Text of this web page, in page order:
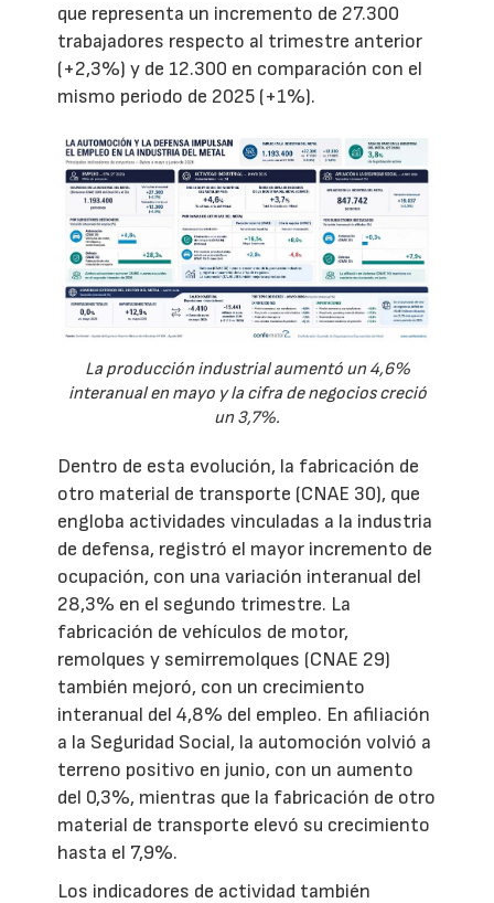
que representa un incremento de 27.300
trabajadores respecto al trimestre anterior
(+2,3%) y de 12.300 en comparación con el
mismo periodo de 2025 (+1%).
La producción industrial aumentó un 4,6%
interanual en mayo y la cifra de negocios creció
un 3,7%.
Dentro de esta evolución, la fabricación de
otro material de transporte (CNAE 30), que
engloba actividades vinculadas a la industria
de defensa, registró el mayor incremento de
ocupación, con una variación interanual del
28,3% en el segundo trimestre. La
fabricación de vehículos de motor,
remolques y semirremolques (CNAE 29)
también mejoró, con un crecimiento
interanual del 4,8% del empleo. En afiliación
a la Seguridad Social, la automoción volvió a
terreno positivo en junio, con un aumento
del 0,3%, mientras que la fabricación de otro
material de transporte elevó su crecimiento
hasta el 7,9%.
Los indicadores de actividad también